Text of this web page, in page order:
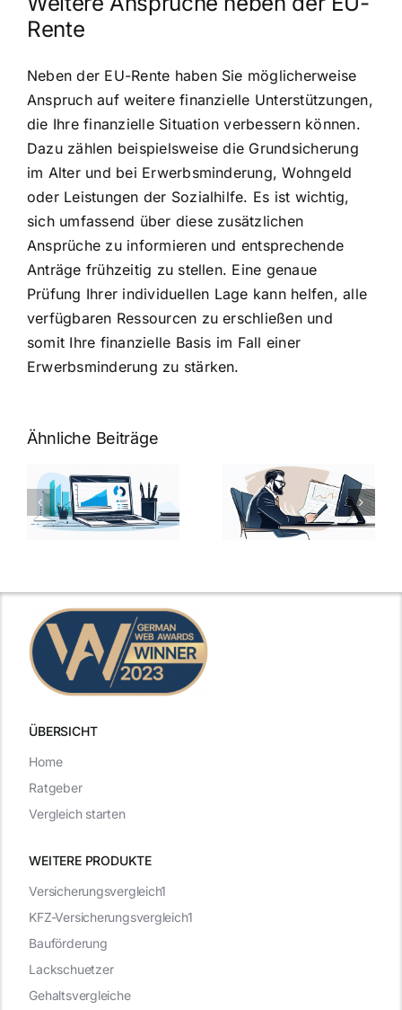
Rente
Neben der EU-Rente haben Sie möglicherweise
Anspruch auf weitere finanzielle Unterstützungen,
die Ihre finanzielle Situation verbessern können.
Dazu zählen beispielsweise die Grundsicherung
im Alter und bei Erwerbsminderung, Wohngeld
oder Leistungen der Sozialhilfe. Es ist wichtig,
sich umfassend über diese zusätzlichen
Ansprüche zu informieren und entsprechende
Anträge frühzeitig zu stellen. Eine genaue
Prüfung Ihrer individuellen Lage kann helfen, alle
verfügbaren Ressourcen zu erschließen und
somit Ihre finanzielle Basis im Fall einer
Erwerbsminderung zu stärken.
Ähnliche Beiträge
Fragen zum
Geschicktes
Ansprechen
der
Vorstellungsgespräch
Fragen: 77
Fragen und
kluge
ÜBERSICHT
WEITERE PRODUKTE
Versicherungsvergleich1
KFZ-Versicherungsvergleich1
Bauförderung
Lackschuetzer
Gehaltsvergleiche
Home
Ratgeber
Vergleich starten